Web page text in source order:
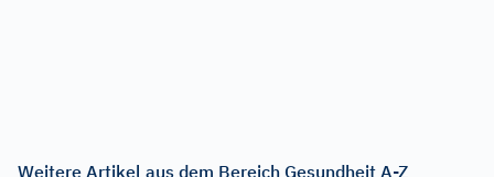
Weitere Artikel aus dem Bereich Gesundheit A-Z